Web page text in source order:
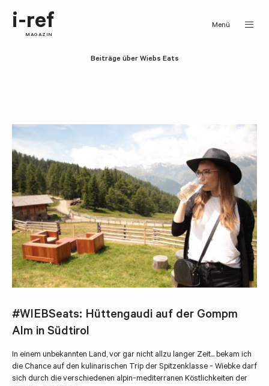
i-ref
MAGAZIN
Menü
Beiträge über Wiebs Eats
#WIEBSeats: Hüttengaudi auf der Gompm
Alm in Südtirol
In einem unbekannten Land, vor gar nicht allzu langer Zeit... bekam ich
die Chance auf den kulinarischen Trip der Spitzenklasse - Wiebke darf
sich durch die verschiedenen alpin-mediterranen Köstlichkeiten der